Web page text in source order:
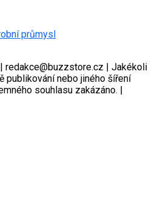
průmysl
| Jakékoli
publikování nebo jiného šíření
souhlasu zakázáno. |